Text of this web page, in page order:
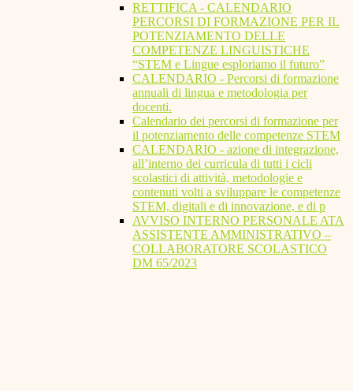
RETTIFICA - CALENDARIO
PERCORSI DI FORMAZIONE PER IL
POTENZIAMENTO DELLE
COMPETENZE LINGUISTICHE
“STEM e Lingue esploriamo il futuro”
CALENDARIO - Percorsi di formazione
annuali di lingua e metodologia per
docenti.
Calendario dei percorsi di formazione per
il potenziamento delle competenze STEM
CALENDARIO - azione di integrazione,
all’interno dei curricula di tutti i cicli
scolastici di attività, metodologie e
contenuti volti a sviluppare le competenze
STEM, digitali e di innovazione, e di p
AVVISO INTERNO PERSONALE ATA
ASSISTENTE AMMINISTRATIVO –
COLLABORATORE SCOLASTICO
DM 65/2023